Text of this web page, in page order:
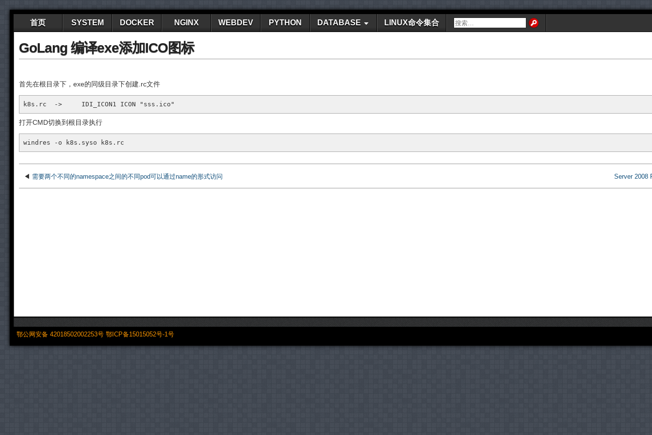
首页 SYSTEM DOCKER NGINX WEBDEV PYTHON DATABASE LINUX命令集合
GoLang 编译exe添加ICO图标
首先在根目录下，exe的同级目录下创建.rc文件
k8s.rc  ->     IDI_ICON1 ICON "sss.ico"
打开CMD切换到根目录执行
windres -o k8s.syso k8s.rc
◀ 需要两个不同的namespace之间的不同pod可以通过name的形式访问 Server 2008
鄂公网安备 42018502002253号 鄂ICP备15015052号-1号